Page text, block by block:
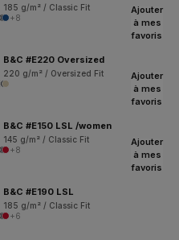
185 g/m² / Classic Fit
+8
Ajouter
à mes
favoris
B&C #E220 Oversized
220 g/m² / Oversized Fit
Ajouter
à mes
favoris
B&C #E150 LSL /women
145 g/m² / Classic Fit
+8
Ajouter
à mes
favoris
B&C #E190 LSL
185 g/m² / Classic Fit
+6